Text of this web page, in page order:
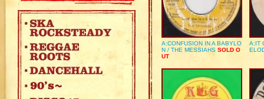
A:CONFUSION IN A BABYLO
N / THE MESSIAHS SOLD O
UT
A:IT